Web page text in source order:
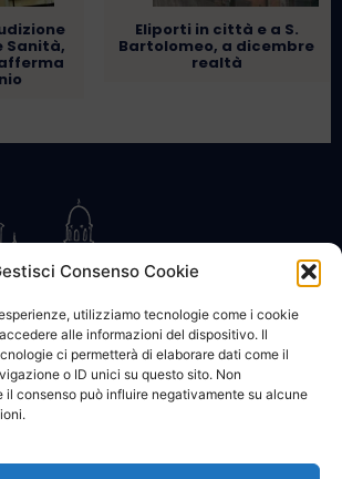
Consenso Cookie
utilizziamo tecnologie come i cookie
alle informazioni del dispositivo. Il
ci permetterà di elaborare dati come il
o ID unici su questo sito. Non
il consenso può influire negativamente su alcune
Sanità,
Eliporti in città e a S.
Bartolomeo, a dicembre
realtà
COOKIE POLICY PRIVACY